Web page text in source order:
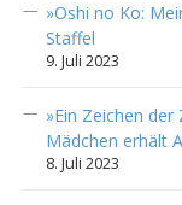
»Oshi no Ko:
Staffel
9. Juli 2023
»Ein Zeichen
Mädchen erhält
8. Juli 2023